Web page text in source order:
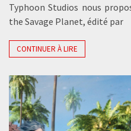
Typhoon Studios nous
the Savage Planet, édité par
CONTINUER À LIRE